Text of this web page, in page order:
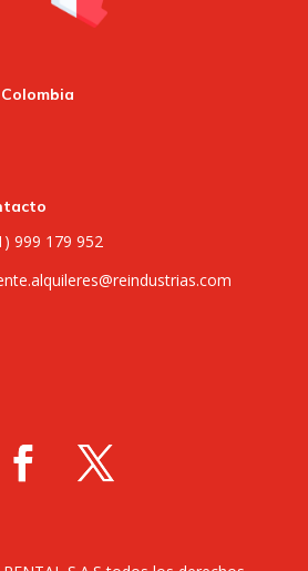
999 179 952